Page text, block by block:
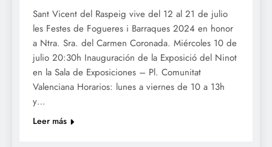
Sant Vicent del Raspeig vive del 12 al 21 de julio
les Festes de Fogueres i Barraques 2024 en honor
a Ntra. Sra. del Carmen Coronada. Miércoles 10 de
julio 20:30h Inauguración de la Exposició del Ninot
en la Sala de Exposiciones – Pl. Comunitat
Valenciana Horarios: lunes a viernes de 10 a 13h
y…
Leer más